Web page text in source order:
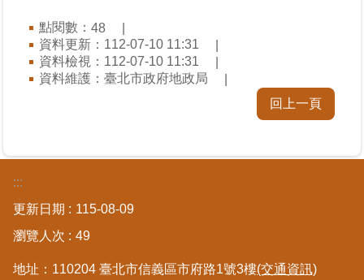
詢
網
路
業
區
合
點閱數： 48
資料更新：112-07-10 11:31
資料檢視：112-07-10 11:31
資料維護：臺北市政府地政局
回上一頁
:::
更新日期
115-08-09
瀏覽人次
49
地址：110204 臺北市信義區市府路1號3樓(交通資訊)